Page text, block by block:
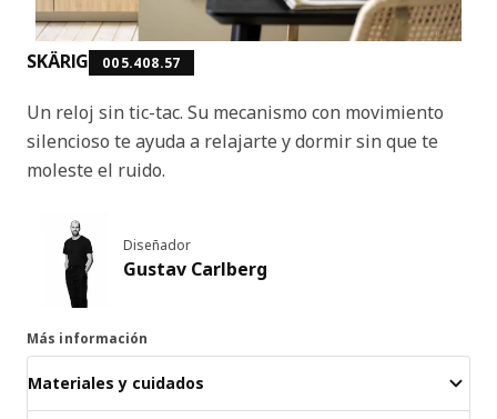
SKÄRIG 005.408.57
Un reloj sin tic-tac. Su mecanismo con movimiento
silencioso te ayuda a relajarte y dormir sin que te
moleste el ruido.
Diseñador
Gustav Carlberg
Más información
Materiales y cuidados